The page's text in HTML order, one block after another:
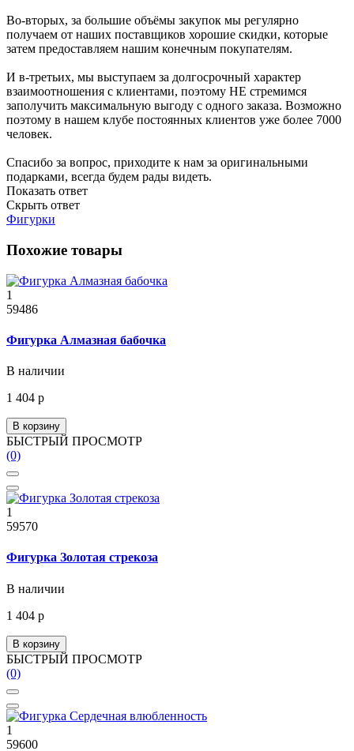
Во-вторых, за большие объёмы закупок мы регулярно
получаем от наших поставщиков хорошие скидки, которые
затем предоставляем нашим конечным покупателям.
И в-третьих, мы выступаем за долгосрочный характер
взаимоотношения с клиентами, поэтому НЕ стремимся
заполучить максимальную выгоду с одного заказа. Возможно
поэтому в нашем клубе постоянных клиентов уже более 7000
человек.
Спасибо за вопрос, приходите к нам за оригинальными
подарками, всегда будем рады видеть.
Показать ответ
Скрыть ответ
Фигурки
Похожие товары
1
59486
Фигурка Алмазная бабочка
В наличии
1 404 р
В корзину
БЫСТРЫЙ ПРОСМОТР
(0)
1
59570
Фигурка Золотая стрекоза
В наличии
1 404 р
В корзину
БЫСТРЫЙ ПРОСМОТР
(0)
1
59600